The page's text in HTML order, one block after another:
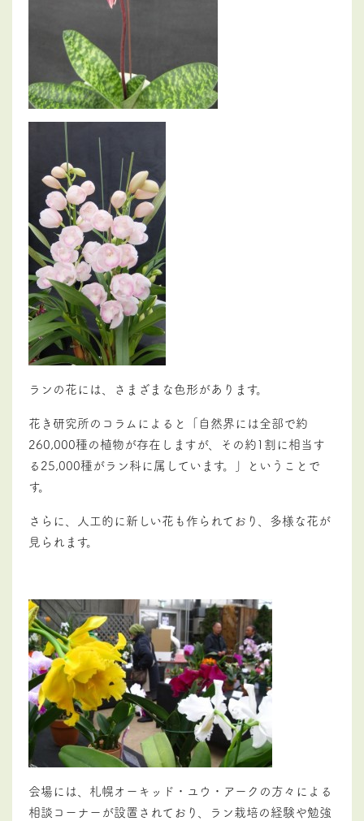
ランの花には、さまざまな色形があります。
花き研究所のコラムによると「自然界には全部で約
260,000種の植物が存在しますが、その約1割に相当す
る25,000種がラン科に属しています。」ということで
す。
さらに、人工的に新しい花も作られており、多様な花が
見られます。
会場には、札幌オーキッド・ユウ・アークの方々による
相談コーナーが設置されており、ラン栽培の経験や勉強